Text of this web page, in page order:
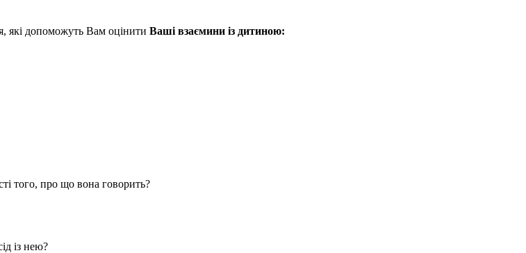
які допоможуть Вам оцінити Ваші взаємини із дитиною:
того, про що вона говорить?
із нею?